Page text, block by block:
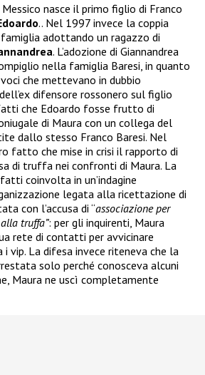
nasce il primo figlio di Franco
.. Nel 1997 invece la coppia
adottando un ragazzo di
. L’adozione di Giannandrea
nella famiglia Baresi, in quanto
che mettevano in dubbio
difensore rossonero sul figlio
che Edoardo fosse frutto di
di Maura con un collega del
dallo stesso Franco Baresi. Nel
fatto che mise in crisi il rapporto di
di truffa nei confronti di Maura. La
coinvolta in un’indagine
legata alla ricettazione di
con l’accusa di “associazione per
truffa”: per gli inquirenti, Maura
rete di contatti per avvicinare
vip. La difesa invece riteneva che la
solo perché conosceva alcuni
Maura ne uscì completamente